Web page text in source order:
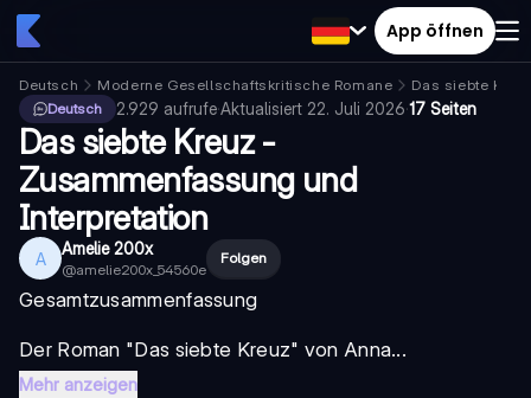
App öffnen
Deutsch Moderne Gesellschaftskritische Romane
Das siebte
Deutsch
2.929 aufrufe·Aktualisiert 22. Juli 2026·17 Seiten
Das siebte Kreuz -
Zusammenfassung und
Interpretation
A Amelie 200x
@amelie200x_54560e
Folgen
Gesamtzusammenfassung
Der Roman "Das siebte Kreuz" von Anna...
Mehr anzeigen